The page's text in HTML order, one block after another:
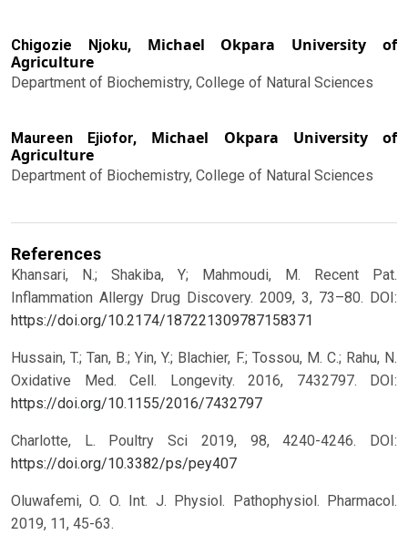
Chigozie Njoku, Michael Okpara University of
Agriculture
Department of Biochemistry, College of Natural Sciences
Maureen Ejiofor, Michael Okpara University of
Agriculture
Department of Biochemistry, College of Natural Sciences
References
Khansari, N.; Shakiba, Y; Mahmoudi, M. Recent Pat.
Inflammation Allergy Drug Discovery. 2009, 3, 73–80. DOI:
https://doi.org/10.2174/187221309787158371
Hussain, T.; Tan, B.; Yin, Y.; Blachier, F.; Tossou, M. C.; Rahu, N.
Oxidative Med. Cell. Longevity. 2016, 7432797. DOI:
https://doi.org/10.1155/2016/7432797
Charlotte, L. Poultry Sci 2019, 98, 4240-4246. DOI:
https://doi.org/10.3382/ps/pey407
Oluwafemi, O. O. Int. J. Physiol. Pathophysiol. Pharmacol.
2019, 11, 45-63.